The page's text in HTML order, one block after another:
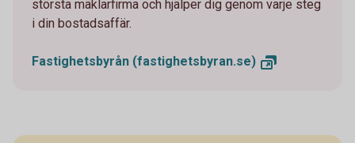
största mäklarfirma och hjälper dig genom varje steg
i din bostadsaffär.
Fastighetsbyrån (fastighetsbyran.se)